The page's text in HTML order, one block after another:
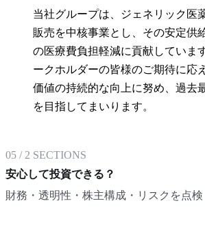
当社グループは、ジェネリック医
販売を中核事業とし、その安定供
の医療費負担軽減に貢献していま
ークホルダーの皆様のご期待に応
価値の持続的な向上に努め、過去
を目指してまいります。
05 / 2 SECTIONS
安心して投資できる？
財務・透明性・株主構成・リスクを点検